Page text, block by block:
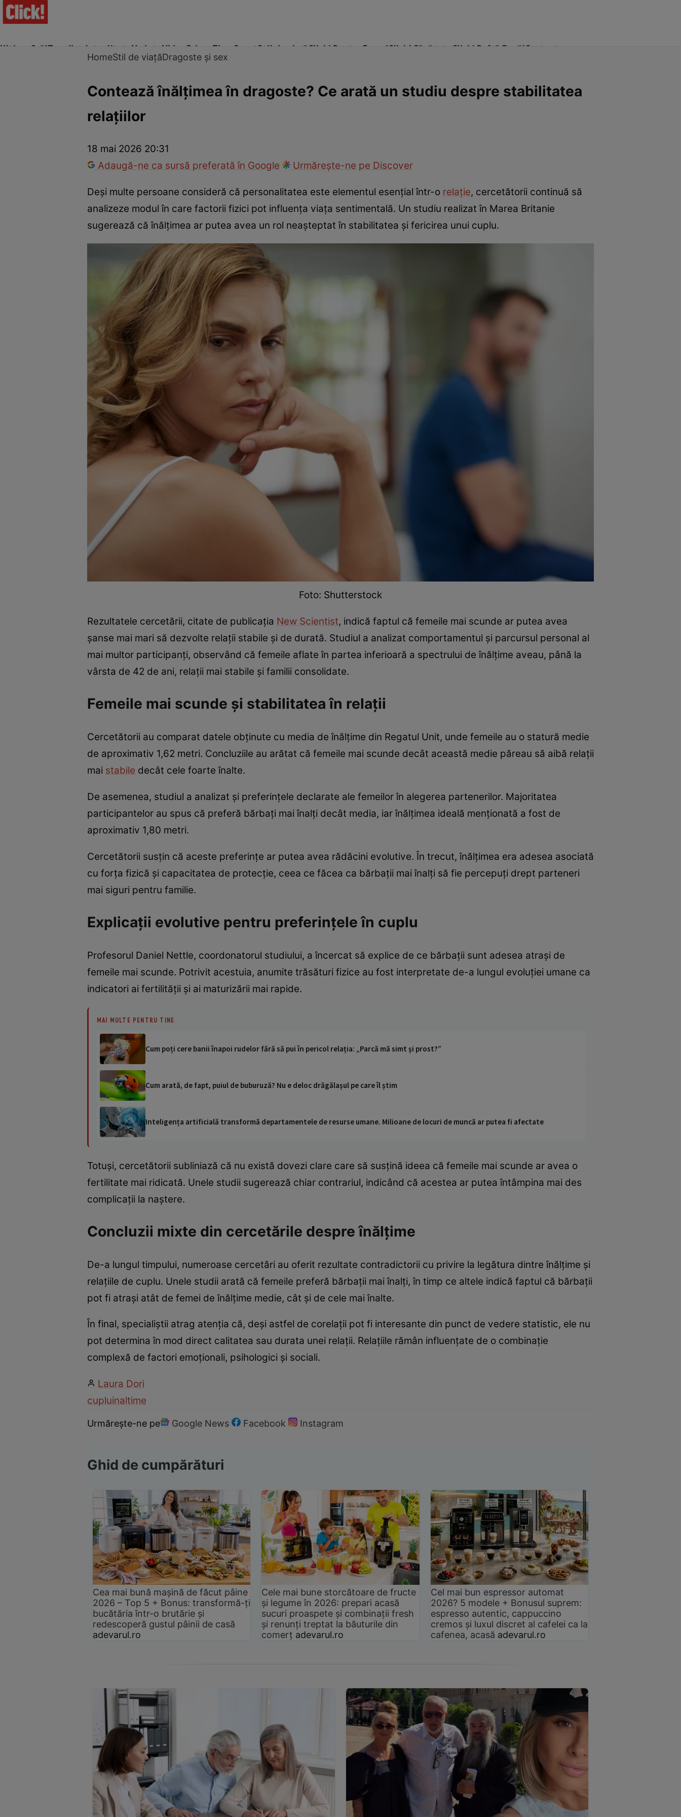
Ultima Oră!Trending Actualitate Vedete Video Prime Time SportStil de viațăClick! Pentru FemeiClick! Sănătate Click! Poftă Bună!Contact
Dragoste și Sex
HomeStil de viațăDragoste și sex
Contează înălțimea în dragoste? Ce arată un studiu despre stabilitatea
relațiilor
18 mai 2026 20:31
Adaugă-ne ca sursă preferată în Google
Urmărește-ne pe Discover
Deși multe persoane consideră că personalitatea este elementul esențial într-o relație, cercetătorii continuă să
analizeze modul în care factorii fizici pot influența viața sentimentală. Un studiu realizat în Marea Britanie
sugerează că înălțimea ar putea avea un rol neașteptat în stabilitatea și fericirea unui cuplu.
Foto: Shutterstock
Rezultatele cercetării, citate de publicația New Scientist, indică faptul că femeile mai scunde ar putea avea
șanse mai mari să dezvolte relații stabile și de durată. Studiul a analizat comportamentul și parcursul personal al
mai multor participanți, observând că femeile aflate în partea inferioară a spectrului de înălțime aveau, până la
vârsta de 42 de ani, relații mai stabile și familii consolidate.
Femeile mai scunde și stabilitatea în relații
Cercetătorii au comparat datele obținute cu media de înălțime din Regatul Unit, unde femeile au o statură medie
de aproximativ 1,62 metri. Concluziile au arătat că femeile mai scunde decât această medie păreau să aibă relații
mai stabile decât cele foarte înalte.
De asemenea, studiul a analizat și preferințele declarate ale femeilor în alegerea partenerilor. Majoritatea
participantelor au spus că preferă bărbați mai înalți decât media, iar înălțimea ideală menționată a fost de
aproximativ 1,80 metri.
Cercetătorii susțin că aceste preferințe ar putea avea rădăcini evolutive. În trecut, înălțimea era adesea asociată
cu forța fizică și capacitatea de protecție, ceea ce făcea ca bărbații mai înalți să fie percepuți drept parteneri
mai siguri pentru familie.
Explicații evolutive pentru preferințele în cuplu
Profesorul Daniel Nettle, coordonatorul studiului, a încercat să explice de ce bărbații sunt adesea atrași de
femeile mai scunde. Potrivit acestuia, anumite trăsături fizice au fost interpretate de-a lungul evoluției umane ca
indicatori ai fertilității și ai maturizării mai rapide.
MAI MULTE PENTRU TINE
Cum poți cere banii înapoi rudelor fără să pui în pericol relația: „Parcă mă simt și prost?”
Cum arată, de fapt, puiul de buburuză? Nu e deloc drăgălașul pe care îl știm
Inteligența artificială transformă departamentele de resurse umane. Milioane de locuri de muncă ar putea fi afectate
Totuși, cercetătorii subliniază că nu există dovezi clare care să susțină ideea că femeile mai scunde ar avea o
fertilitate mai ridicată. Unele studii sugerează chiar contrariul, indicând că acestea ar putea întâmpina mai des
complicații la naștere.
Concluzii mixte din cercetările despre înălțime
De-a lungul timpului, numeroase cercetări au oferit rezultate contradictorii cu privire la legătura dintre înălțime și
relațiile de cuplu. Unele studii arată că femeile preferă bărbații mai înalți, în timp ce altele indică faptul că bărbații
pot fi atrași atât de femei de înălțime medie, cât și de cele mai înalte.
În final, specialiștii atrag atenția că, deși astfel de corelații pot fi interesante din punct de vedere statistic, ele nu
pot determina în mod direct calitatea sau durata unei relații. Relațiile rămân influențate de o combinație
complexă de factori emoționali, psihologici și sociali.
Laura Dori
cupluinaltime
Urmărește-ne pe Google News Facebook Instagram
Ghid de cumpărături
Cea mai bună mașină de făcut pâine
2026 – Top 5 + Bonus: transformă-ți
bucătăria într-o brutărie și
redescoperă gustul pâinii de casă
adevarul.ro
Cele mai bune storcătoare de fructe
și legume în 2026: prepari acasă
sucuri proaspete și combinații fresh
și renunți treptat la băuturile din
comerț adevarul.ro
Cel mai bun espressor automat
2026? 5 modele + Bonusul suprem:
espresso autentic, cappuccino
cremos și luxul discret al cafelei ca la
cafenea, acasă adevarul.ro